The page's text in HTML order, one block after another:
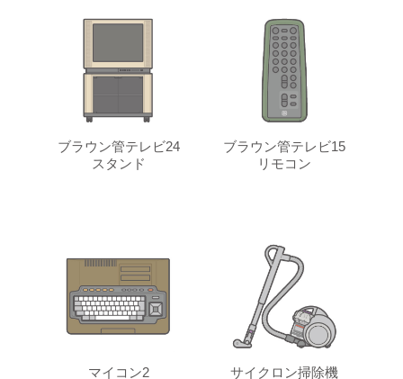
ブラウン管テレビ24
スタンド
ブラウン管テレビ15
リモコン
マイコン2 サイクロン掃除機